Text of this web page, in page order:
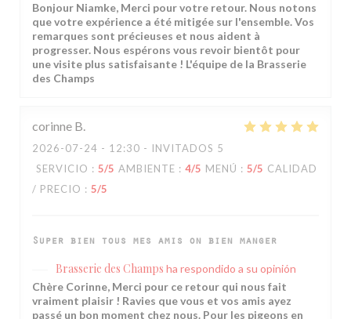
Bonjour Niamke, Merci pour votre retour. Nous notons
que votre expérience a été mitigée sur l'ensemble. Vos
remarques sont précieuses et nous aident à
progresser. Nous espérons vous revoir bientôt pour
une visite plus satisfaisante ! L'équipe de la Brasserie
des Champs
corinne B
2026-07-24 - 12:30 - INVITADOS 5
SERVICIO : 5/5 AMBIENTE : 4/5 MENÚ : 5/5 CALIDAD
/ PRECIO : 5/5
Super bien tous mes amis on bien manger
Brasserie des Champs ha respondido a su opinión
Chère Corinne, Merci pour ce retour qui nous fait
vraiment plaisir ! Ravies que vous et vos amis ayez
passé un bon moment chez nous. Pour les pigeons en